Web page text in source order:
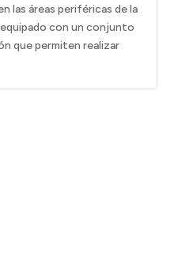
las áreas periféricas de la
con un conjunto
que permiten realizar